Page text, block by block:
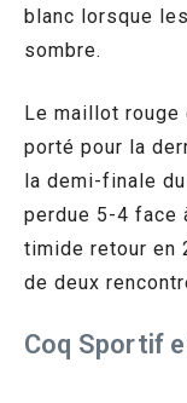
blanc lorsque
sombre.
Le maillot rouge
porté pour la
la demi-finale du
perdue 5-4 face
timide retour en
de deux
Coq Sportif